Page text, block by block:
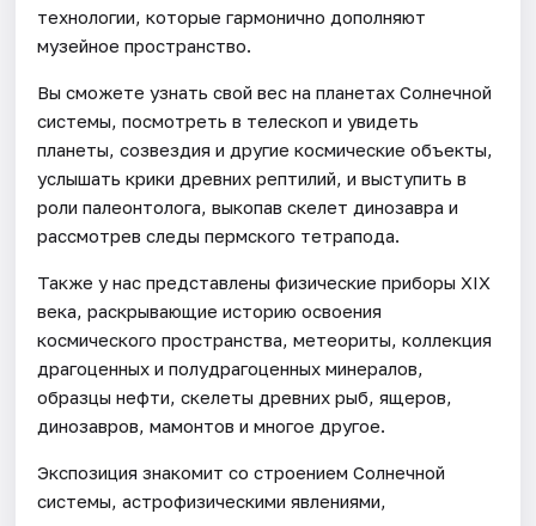
технологии, которые гармонично дополняют
музейное пространство.
Вы сможете узнать свой вес на планетах Солнечной
системы, посмотреть в телескоп и увидеть
планеты, созвездия и другие космические объекты,
услышать крики древних рептилий, и выступить в
роли палеонтолога, выкопав скелет динозавра и
рассмотрев следы пермского тетрапода.
Также у нас представлены физические приборы XIX
века, раскрывающие историю освоения
космического пространства, метеориты, коллекция
драгоценных и полудрагоценных минералов,
образцы нефти, скелеты древних рыб, ящеров,
динозавров, мамонтов и многое другое.
Экспозиция знакомит со строением Солнечной
системы, астрофизическими явлениями,